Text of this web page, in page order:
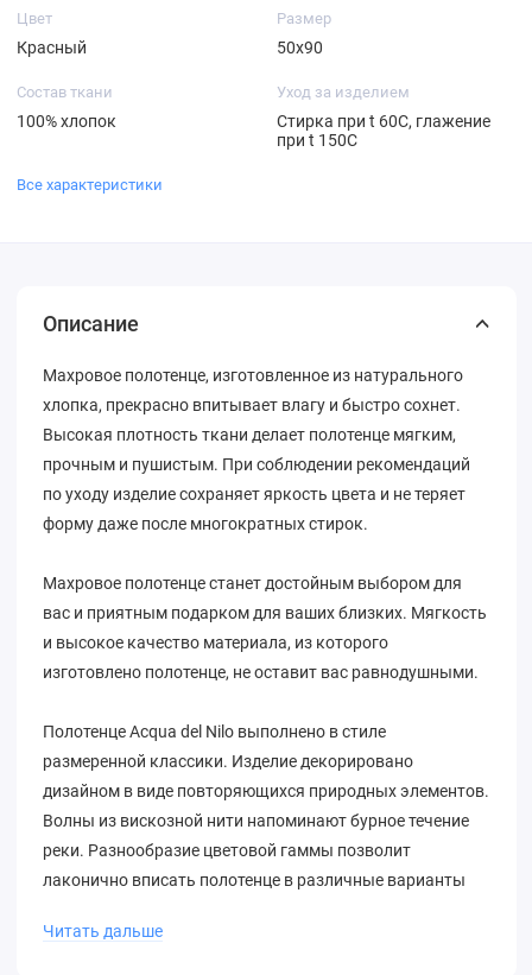
Цвет
Красный
Размер
50х90
Состав ткани
100% хлопок
Уход за изделием
Стирка при t 60С, глажение
при t 150С
Все характеристики
Описание
Махровое полотенце, изготовленное из натурального
хлопка, прекрасно впитывает влагу и быстро сохнет.
Высокая плотность ткани делает полотенце мягким,
прочным и пушистым. При соблюдении рекомендаций
по уходу изделие сохраняет яркость цвета и не теряет
форму даже после многократных стирок.
Махровое полотенце станет достойным выбором для
вас и приятным подарком для ваших близких. Мягкость
и высокое качество материала, из которого
изготовлено полотенце, не оставит вас равнодушными.
Полотенце Acqua del Nilo выполнено в стиле
размеренной классики. Изделие декорировано
дизайном в виде повторяющихся природных элементов.
Волны из вискозной нити напоминают бурное течение
реки. Разнообразие цветовой гаммы позволит
лаконично вписать полотенце в различные варианты
Читать дальше